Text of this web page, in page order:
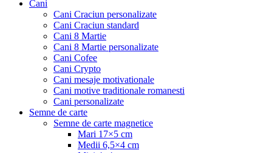
Cani
Cani Craciun personalizate
Cani Craciun standard
Cani 8 Martie
Cani 8 Martie personalizate
Cani Cofee
Cani Crypto
Cani mesaje motivationale
Cani motive traditionale romanesti
Cani personalizate
Semne de carte
Semne de carte magnetice
Mari 17×5 cm
Medii 6,5×4 cm